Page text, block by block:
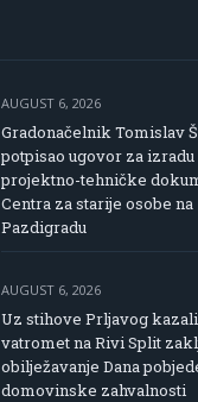
AUGUST 6, 2026
Gradonačelnik Tomislav
potpisao ugovor za izradu
projektno-tehničke
Centra za starije osobe na
Pazdigradu
AUGUST 6, 2026
Uz stihove Prljavog
vatromet na Rivi Split
obilježavanje Dana
domovinske zahvalnosti